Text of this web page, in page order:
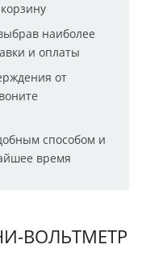
наиболее
и оплаты
от
способом и
время
ВОЛЬТМЕТР